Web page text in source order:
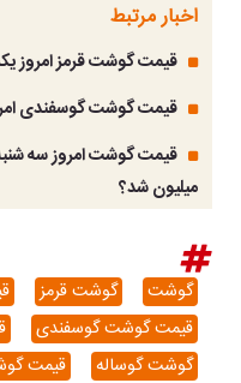
اخبار مرتبط
قیمت گوشت قرمز امروز یکشنبه 17
قیمت گوشت گوسفندی امروز
میلیون شد؟
گوشت گوشت قرمز
قیمت گوشت گوسفندی
گوشت گوساله
قیمت